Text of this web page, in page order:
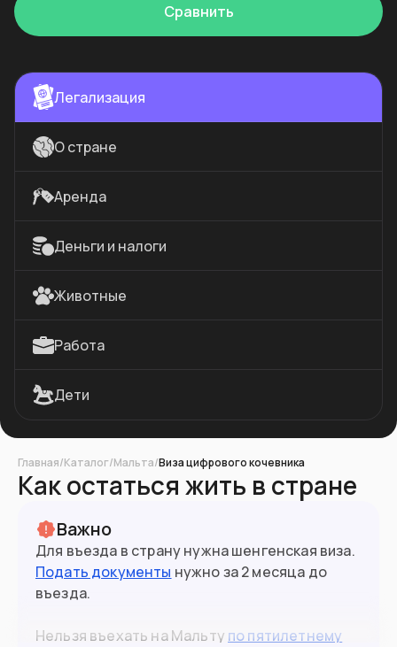
Сравнить
Легализация
О стране
Аренда
Деньги и налоги
Животные
Работа
Дети
Главная/Каталог/Мальта/Виза цифрового кочевника
Как остаться жить в стране
Важно
Для въезда в страну нужна шенгенская виза.
Подать документы нужно за 2 месяца до
въезда.
Нельзя въехать на Мальту по пятилетнему
518тыс